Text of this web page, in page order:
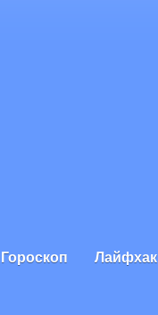
Гороскоп Лайфхак